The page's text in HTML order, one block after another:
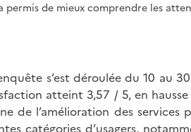
de mieux comprendre les
s’est déroulée du 10 au
atteint 3,57 / 5, en
de l’amélioration des
catégories d’usagers,